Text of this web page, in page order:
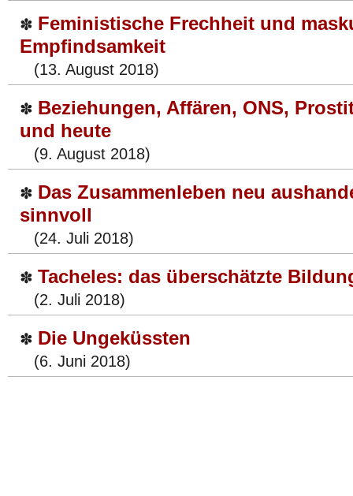
✽ Feministische Frechheit und
Empfindsamkeit
(13. August 2018)
✽ Beziehungen, Affären, ONS,
und heute
(9. August 2018)
✽ Das Zusammenleben neu
sinnvoll
(24. Juli 2018)
✽ Tacheles: das überschätzte
(2. Juli 2018)
✽ Die Ungeküssten
(6. Juni 2018)